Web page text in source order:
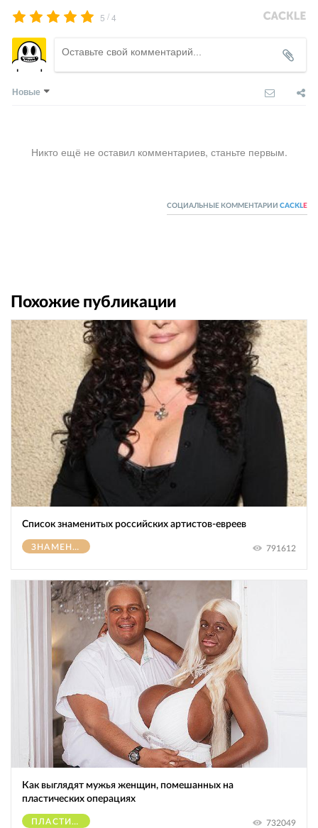
5 /4
Новые
Никто ещё не оставил комментариев, станьте первым.
СОЦИАЛЬНЫЕ КОММЕНТАРИИ CACKL E
Похожие публикации
Список знаменитых российских артистов-евреев
ЗНАМЕНИТОСТИ 791612
Как выглядят мужья женщин, помешанных на
пластических операциях
ПЛАСТИЧЕСКИЕ ОПЕРАЦИИ 732049